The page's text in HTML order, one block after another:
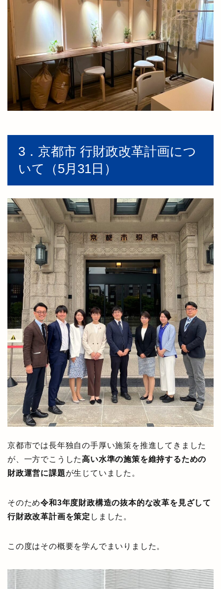
3．京都市 行財政改革計画につ
いて（5月31日）
京都市では長年独自の手厚い施策を推進してきました
が、一方でこうした高い水準の施策を維持するための
財政運営に課題が生じていました。
そのため令和3年度財政構造の抜本的な改革を見ざして
行財政改革計画を策定 しました。
この度はその概要を学んでまいりました。